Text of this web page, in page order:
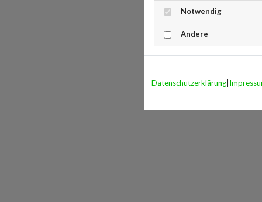
Notwendig
Andere
Datenschutzerklärung|